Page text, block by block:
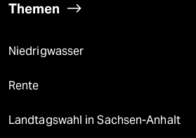
Themen
Niedrigwasser
Rente
Landtagswahl in Sachsen-Anhalt